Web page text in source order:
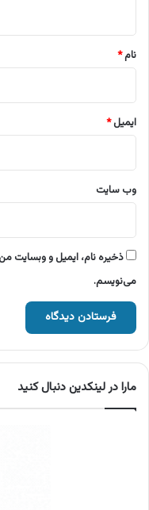
نام*
ایمیل*
وب‌ سایت
ذخیره نام، ایمیل و وبسایت
می‌نویسم.
مارا در لینکدین دنبال کنید